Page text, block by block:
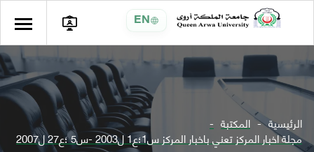
EN
الرئيسية المكتبة
مجلة اخبار المركز تعني باخبار المركز س1؛ع1 ل2003 -س5 ؛ع27 ل2007